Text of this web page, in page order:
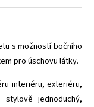
s možností bočního
pro úschovu látky.
interiéru, exteriéru,
jednoduchý,